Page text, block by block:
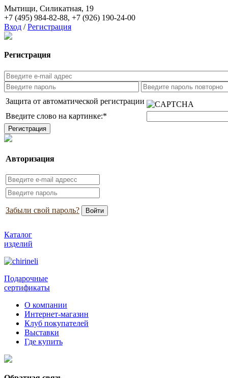
Мытищи, Силикатная, 19
+7 (495) 984-82-88, +7 (926) 190-24-00
Вход / Регистрация
Регистрация
Защита от автоматической регистрации
Введите слово на картинке:*
Авторизация
Забыли свой пароль?
Каталог
изделий
Подарочные
сертификаты
О компании
Интернет-магазин
Клуб покупателей
Выставки
Где купить